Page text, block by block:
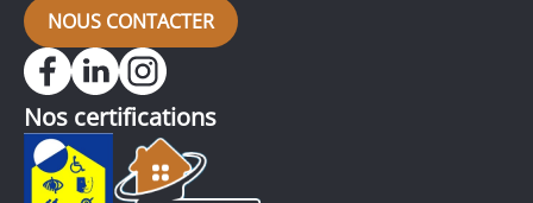
NOUS CONTACTER
Nos certifications